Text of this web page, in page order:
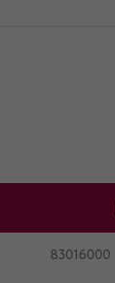
83016000